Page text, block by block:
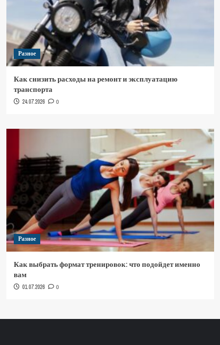
Разное
Как снизить расходы на ремонт и эксплуатацию
транспорта
24.07.2026 0
Разное
Как выбрать формат тренировок: что подойдет именно
вам
01.07.2026 0